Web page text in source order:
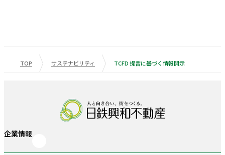
TOP サステナビリティ TCFD 提言に基づく情報開示
企業情報